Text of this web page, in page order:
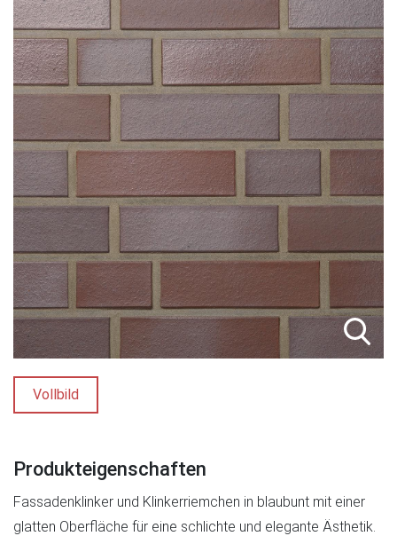
Vollbild
Produkteigenschaften
Fassadenklinker und Klinkerriemchen in blaubunt mit einer
glatten Oberfläche für eine schlichte und elegante Ästhetik.